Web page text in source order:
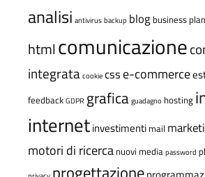
analisi antivirusbackup blogbusiness plan
htmlcomunicazione
integratacookiecsse-commerce
feedbackGDPR graficaguadagno hosting
internetinvestimentimail
motori di ricercanuovi mediapassword